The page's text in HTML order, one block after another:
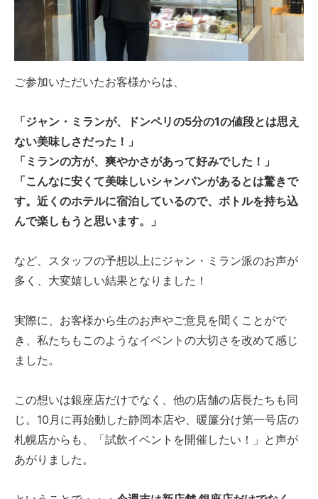
ご参加いただいたお客様からは、
「ジャン・ミランが、ドンペリの5分の1の値段とは思え
ない美味しさだった！」
「ミランの方が、爽やかさがあって好みでした！」
「こんなに安くて美味しいシャンパンがあるとは驚きで
す。近くのホテルに宿泊しているので、ボトルを持ち込
んで楽しもうと思います。」
など、スタッフの予想以上にジャン・ミラン派のお声が
多く、大変嬉しい結果となりました！
実際に、お客様から生のお声やご意見を聞くことがで
き、私たちもこのようなイベントの大切さを改めて感じ
ました。
この想いは銀座店だけでなく、他の店舗の店長たちも同
じ。10月に再始動した静岡本店や、暖簾分け第一号店の
札幌店からも、「試飲イベントを開催したい！」と声が
あがりました。